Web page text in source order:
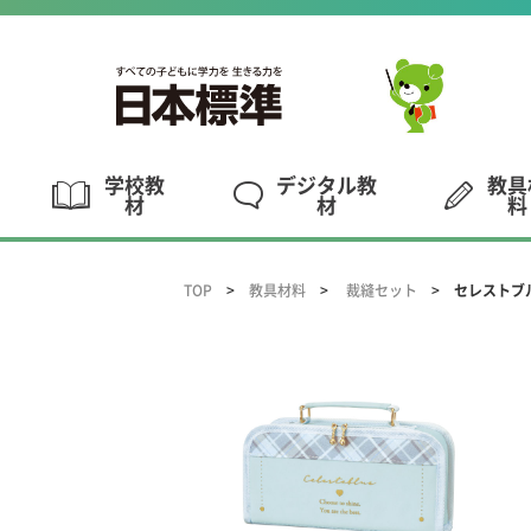
学校教
材
デジタル教
材
教具
料
TOP 教具材料 裁縫セット セレストブ